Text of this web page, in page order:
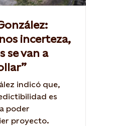
incerteza,
se van a
indicó que,
es
poder
proyecto.